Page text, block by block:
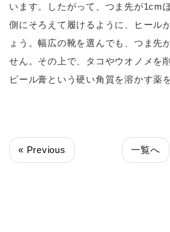
います。したがって、つま先が1cm
側にそろえて履けるように、ヒール
ょう。幅広の靴を選んでも、つま先
せん。その上で、タコやウオノメを
ピール膏という硬い角質を溶かす薬
« Previous 一覧へ